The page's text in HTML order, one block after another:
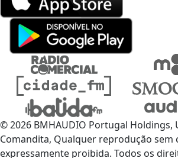
© 2026 BMHAUDIO Portugal Holdings,
Comandita, Qualquer reprodução sem
expressamente proibida. Todos os